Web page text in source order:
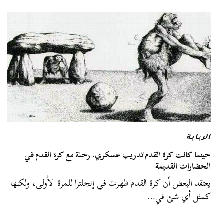
الربابة
حينما كانت كرة القدم تدريب عسكري..رحلة مع كرة القدم في
الحضارات القديمة
يعتقد البعض أن كرة القدم ظهرت في إنجلترا للمرة الأولى، ولكنها
كمثل أي شئ في…